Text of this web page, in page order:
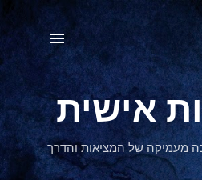
מעמיקה של המציאות והדרך